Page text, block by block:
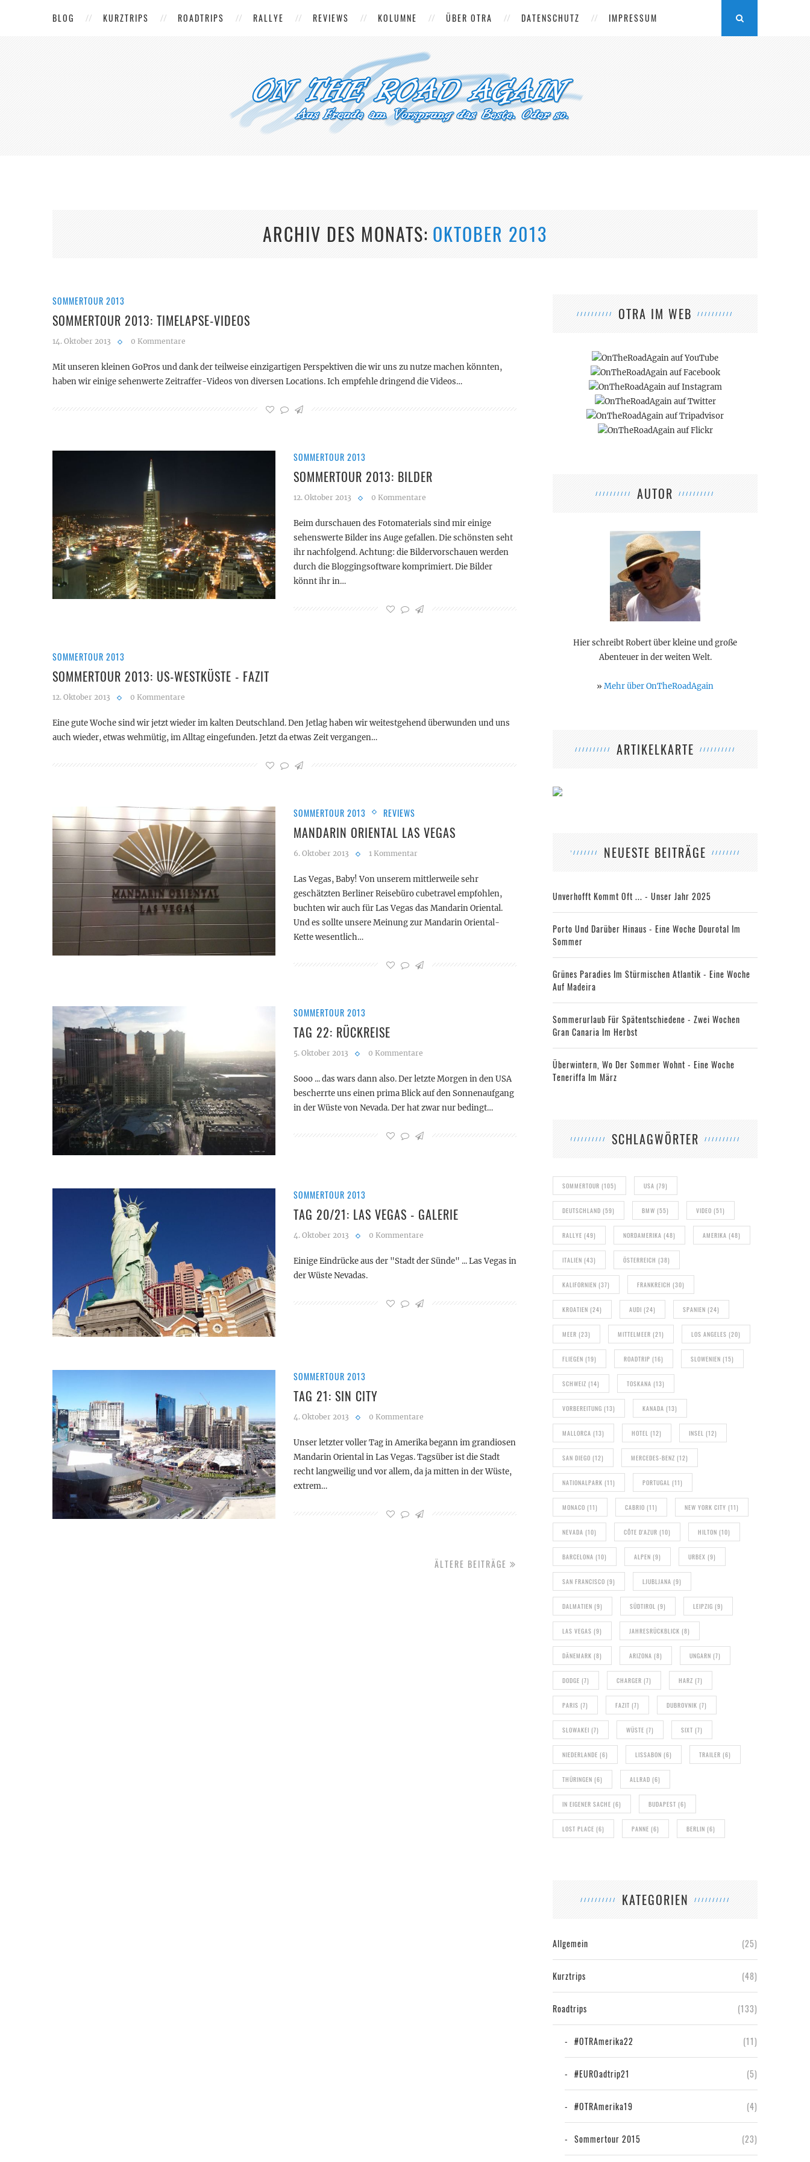
BLOG KURZTRIPS ROADTRIPS RALLYE REVIEWS KOLUMNE ÜBER OTRA DATENSCHUTZ IMPRESSUM
ARCHIV DES MONATS OKTOBER 2013
SOMMERTOUR 2013
SOMMERTOUR 2013: TIMELAPSE-VIDEOS
14. Oktober 2013 0 Kommentare
Mit unseren kleinen GoPros und dank der teilweise einzigartigen Perspektiven die wir uns zu nutze machen könnten,
haben wir einige sehenwerte Zeitraffer-Videos von diversen Locations. Ich empfehle dringend die Videos…
SOMMERTOUR 2013
SOMMERTOUR 2013: BILDER
12. Oktober 2013 0 Kommentare
Beim durschauen des Fotomaterials sind mir einige
sehenswerte Bilder ins Auge gefallen. Die schönsten seht
ihr nachfolgend. Achtung: die Bildervorschauen werden
durch die Bloggingsoftware komprimiert. Die Bilder
könnt ihr in…
SOMMERTOUR 2013
SOMMERTOUR 2013: US-WESTKÜSTE - FAZIT
12. Oktober 2013 0 Kommentare
Eine gute Woche sind wir jetzt wieder im kalten Deutschland. Den Jetlag haben wir weitestgehend überwunden und uns
auch wieder, etwas wehmütig, im Alltag eingefunden. Jetzt da etwas Zeit vergangen…
SOMMERTOUR 2013 REVIEWS
MANDARIN ORIENTAL LAS VEGAS
6. Oktober 2013 1 Kommentar
Las Vegas, Baby! Von unserem mittlerweile sehr
geschätzten Berliner Reisebüro cubetravel empfohlen,
buchten wir auch für Las Vegas das Mandarin Oriental.
Und es sollte unsere Meinung zur Mandarin Oriental-
Kette wesentlich…
SOMMERTOUR 2013
TAG 22: RÜCKREISE
5. Oktober 2013 0 Kommentare
Sooo ... das wars dann also. Der letzte Morgen in den USA
bescherrte uns einen prima Blick auf den Sonnenaufgang
in der Wüste von Nevada. Der hat zwar nur bedingt…
SOMMERTOUR 2013
TAG 20/21: LAS VEGAS - GALERIE
4. Oktober 2013 0 Kommentare
Einige Eindrücke aus der "Stadt der Sünde" ... Las Vegas in
der Wüste Nevadas.
SOMMERTOUR 2013
TAG 21: SIN CITY
4. Oktober 2013 0 Kommentare
Unser letzter voller Tag in Amerika begann im grandiosen
Mandarin Oriental in Las Vegas. Tagsüber ist die Stadt
recht langweilig und vor allem, da ja mitten in der Wüste,
extrem…
ÄLTERE BEITRÄGE
OTRA IM WEB
AUTOR
Hier schreibt Robert über kleine und große
Abenteuer in der weiten Welt.
» Mehr über OnTheRoadAgain
ARTIKELKARTE
NEUESTE BEITRÄGE
Unverhofft Kommt Oft ... - Unser Jahr 2025
Porto Und Darüber Hinaus - Eine Woche Dourotal Im
Sommer
Grünes Paradies Im Stürmischen Atlantik - Eine Woche
Auf Madeira
Sommerurlaub Für Spätentschiedene - Zwei Wochen
Gran Canaria Im Herbst
Überwintern, Wo Der Sommer Wohnt - Eine Woche
Teneriffa Im März
SCHLAGWÖRTER
SOMMERTOUR (105) USA (79)
DEUTSCHLAND (59) BMW (55) VIDEO (51)
RALLYE (49) NORDAMERIKA (48) AMERIKA (48)
ITALIEN (43) ÖSTERREICH (38)
KALIFORNIEN (37) FRANKREICH (30)
KROATIEN (24) AUDI (24) SPANIEN (24)
MEER (23) MITTELMEER (21) LOS ANGELES (20)
FLIEGEN (19) ROADTRIP (16) SLOWENIEN (15)
SCHWEIZ (14) TOSKANA (13)
VORBEREITUNG (13) KANADA (13)
MALLORCA (13) HOTEL (12) INSEL (12)
SAN DIEGO (12) MERCEDES-BENZ (12)
NATIONALPARK (11) PORTUGAL (11)
MONACO (11) CABRIO (11) NEW YORK CITY (11)
NEVADA (10) CÔTE D'AZUR (10) HILTON (10)
BARCELONA (10) ALPEN (9) URBEX (9)
SAN FRANCISCO (9) LJUBLJANA (9)
DALMATIEN (9) SÜDTIROL (9) LEIPZIG (9)
LAS VEGAS (9) JAHRESRÜCKBLICK (8)
DÄNEMARK (8) ARIZONA (8) UNGARN (7)
DODGE (7) CHARGER (7) HARZ (7)
PARIS (7) FAZIT (7) DUBROVNIK (7)
SLOWAKEI (7) WÜSTE (7) SIXT (7)
NIEDERLANDE (6) LISSABON (6) TRAILER (6)
THÜRINGEN (6) ALLRAD (6)
IN EIGENER SACHE (6) BUDAPEST (6)
LOST PLACE (6) PANNE (6) BERLIN (6)
KATEGORIEN
Allgemein (25)
Kurztrips (48)
Roadtrips (133)
#OTRAmerika22 (11)
#EUROadtrip21 (5)
#OTRAmerika19 (4)
Sommertour 2015 (23)